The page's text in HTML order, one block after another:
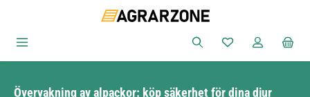
Du har 0 objekt i
Övervakning av alpackor: köp säkerhet för dina djur